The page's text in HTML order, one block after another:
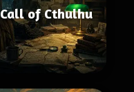
Call of Cthulhu